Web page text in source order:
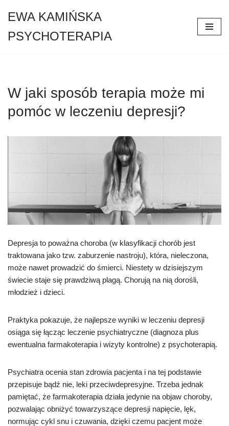
do
EWA KAMIŃSKA
PSYCHOTERAPIA
W jaki sposób terapia może mi
pomóc w leczeniu depresji?
Depresja to poważna choroba (w klasyfikacji chorób jest
traktowana jako tzw. zaburzenie nastroju), która, nieleczona,
może nawet prowadzić do śmierci. Niestety w dzisiejszym
świecie staje się prawdziwą plagą. Chorują na nią dorośli,
młodzież i dzieci.
Praktyka pokazuje, że najlepsze wyniki w leczeniu depresji
osiąga się łącząc leczenie psychiatryczne (diagnoza plus
ewentualna farmakoterapia i wizyty kontrolne) z psychoterapią.
Psychiatra ocenia stan zdrowia pacjenta i na tej podstawie
przepisuje bądź nie, leki przeciwdepresyjne. Trzeba jednak
pamiętać, że farmakoterapia działa jedynie na objaw choroby,
pozwalając obniżyć towarzyszące depresji napięcie, lęk,
normując cykl snu i czuwania, dzięki czemu pacjent może